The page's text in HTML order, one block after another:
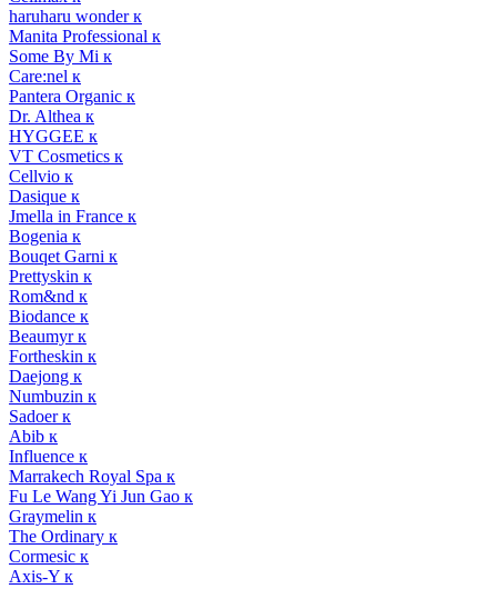
haruharu wonder к
Manita Professional к
Some By Mi к
Care:nel к
Pantera Organic к
Dr. Althea к
HYGGEE к
VT Cosmetics к
Cellvio к
Dasique к
Jmella in France к
Bogenia к
Bouqet Garni к
Prettyskin к
Rom&nd к
Biodance к
Beaumyr к
Fortheskin к
Daejong к
Numbuzin к
Sadoer к
Abib к
Influence к
Marrakech Royal Spa к
Fu Le Wang Yi Jun Gao к
Graymelin к
The Ordinary к
Cormesic к
Axis-Y к